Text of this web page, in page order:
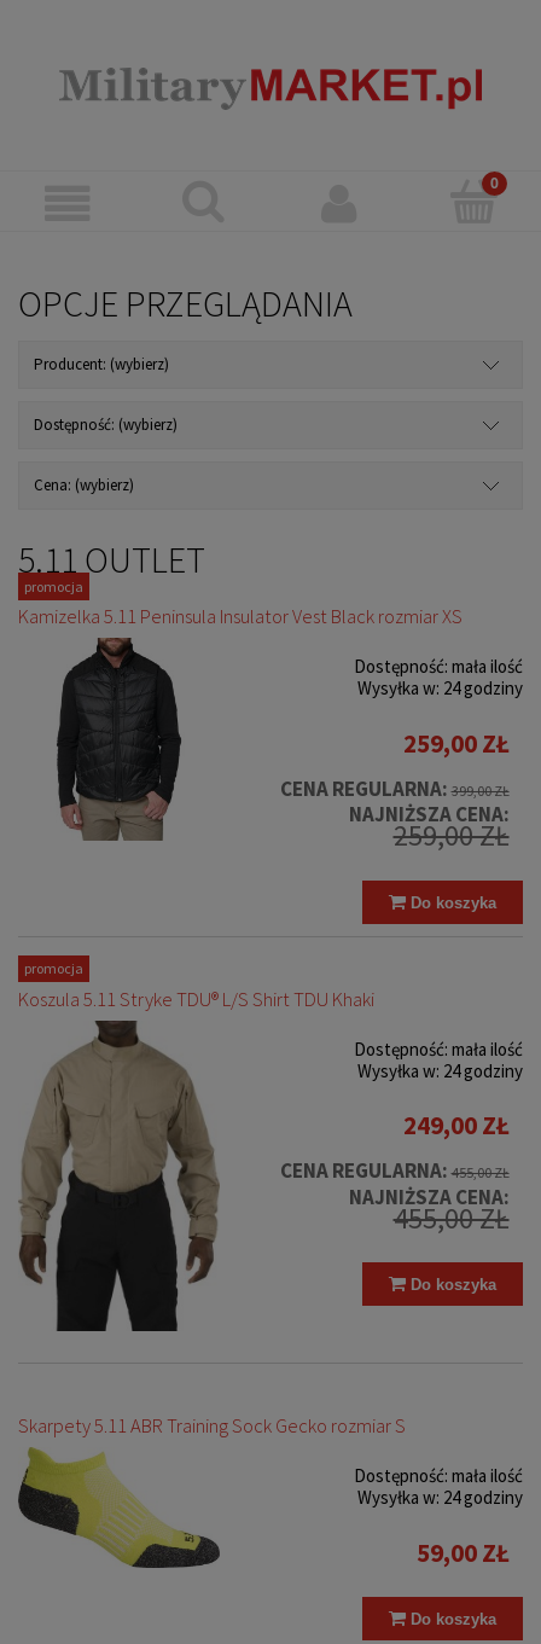
OPCJE PRZEGLĄDANIA
Producent: (wybierz)
Dostępność: (wybierz)
Cena: (wybierz)
5.11 OUTLET
Kamizelka 5.11 Peninsula Insulator Vest Black rozmiar XS
Dostępność: mała ilość
Wysyłka w: 24 godziny
259,00 ZŁ
CENA REGULARNA:399,00 ZŁ
NAJNIŻSZA CENA:
259,00 ZŁ
Do koszyka
promocja
Koszula 5.11 Stryke TDU® L/S Shirt TDU Khaki
Dostępność: mała ilość
Wysyłka w: 24 godziny
249,00 ZŁ
CENA REGULARNA:455,00 ZŁ
NAJNIŻSZA CENA:
455,00 ZŁ
Do koszyka
promocja
Skarpety 5.11 ABR Training Sock Gecko rozmiar S
Dostępność: mała ilość
Wysyłka w: 24 godziny
59,00 ZŁ
Do koszyka